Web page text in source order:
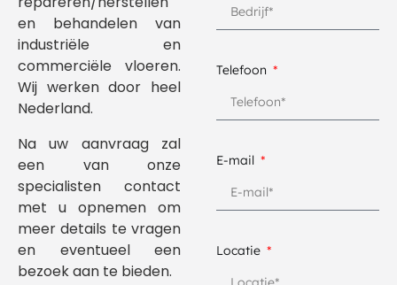
en behandelen van
industriële en
commerciële vloeren.
Wij werken door heel
Nederland.
Na uw aanvraag zal
een van onze
specialisten contact
met u opnemen om
meer details te vragen
en eventueel een
bezoek aan te bieden.
Telefoon
E-mail
Locatie